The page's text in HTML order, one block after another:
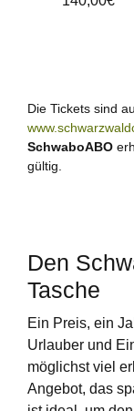
Die Tickets sind
SchwaboABO
gültig.
Den
Tasche
Ein Preis, ein
Urlauber und
möglichst viel
Angebot, das